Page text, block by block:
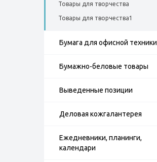
Товары для творчества
Товары для творчества1
Бумага для офисной техники
Бумажно-беловые товары
Выведенные позиции
Деловая кожгалантерея
Ежедневники, планинги,
календари